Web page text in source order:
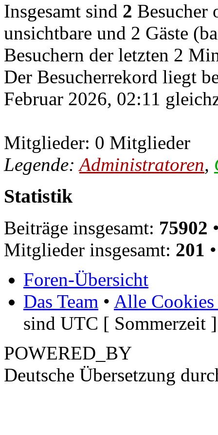
Insgesamt sind 2 Besucher
unsichtbare und 2 Gäste
Besuchern der letzten 2
Der Besucherrekord liegt
Februar 2026, 02:11
Mitglieder: 0 Mitglieder
Legende:Administratoren,
Statistik
Beiträge insgesamt: 75902
Mitglieder insgesamt: 201
Foren-Übersicht
Das Team • Alle Cookies
sind UTC [ Sommerzeit ]
POWERED_BY
Deutsche Übersetzung